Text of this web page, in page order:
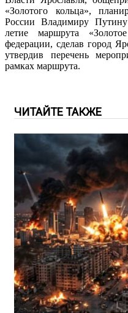
«Золотого кольца»,
России Владимиру
летие маршрута
федерации, сделав город
утвердив перечень
рамках маршрута.
ЧИТАЙТЕ ТАКЖЕ